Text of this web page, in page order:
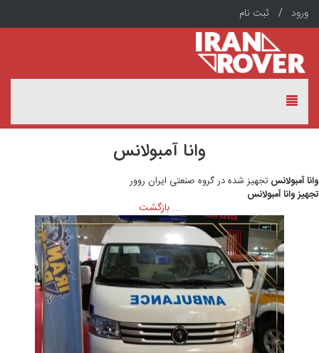
ورود / ثبت نام
وانا آمبولانس
آمبولانستجهیز شده در گروه صنعتی ایران روور
وانا آمبولانس
... بازگشت